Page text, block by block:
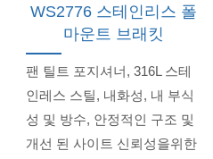
WS2776 스테인리스 폴
마운트 브래킷
팬 틸트 포지셔너, 316L 스테
인레스 스틸, 내화성, 내 부식
성 및 방수, 안정적인 구조 및
개선 된 사이트 신뢰성을위한